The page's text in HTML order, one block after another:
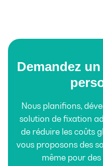
Demandez
Nous planifions,
solution de fixation
de réduire les coûts
vous proposons des
même pour